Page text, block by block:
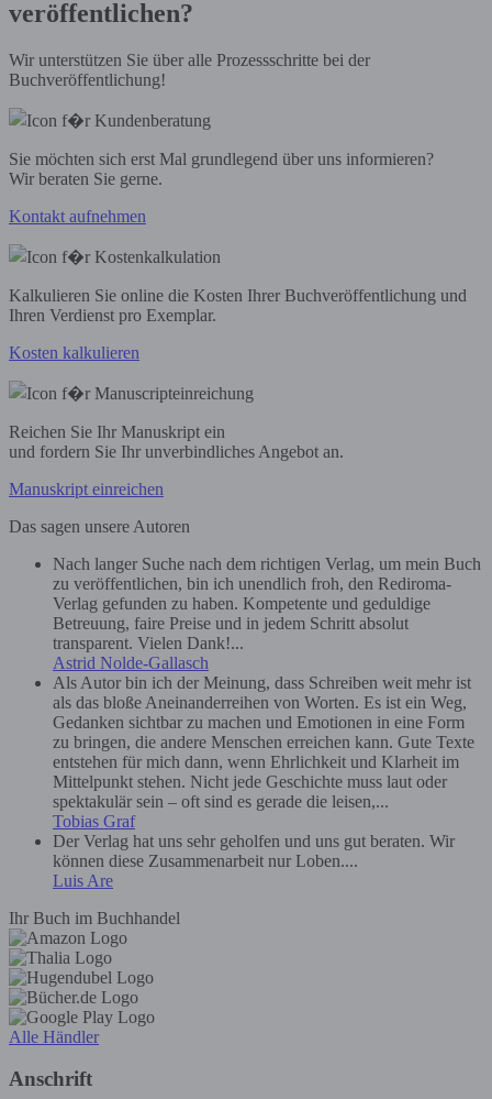
veröffentlichen?
Wir unterstützen Sie über alle Prozessschritte bei der
Buchveröffentlichung!
Sie möchten sich erst Mal grundlegend über uns informieren?
Wir beraten Sie gerne.
Kontakt aufnehmen
Kalkulieren Sie online die Kosten Ihrer Buchveröffentlichung und
Ihren Verdienst pro Exemplar.
Kosten kalkulieren
Reichen Sie Ihr Manuskript ein
und fordern Sie Ihr unverbindliches Angebot an.
Manuskript einreichen
Das sagen unsere Autoren
Nach langer Suche nach dem richtigen Verlag, um mein Buch
zu veröffentlichen, bin ich unendlich froh, den Rediroma-
Verlag gefunden zu haben. Kompetente und geduldige
Betreuung, faire Preise und in jedem Schritt absolut
transparent. Vielen Dank!...
Astrid Nolde-Gallasch
Als Autor bin ich der Meinung, dass Schreiben weit mehr ist
als das bloße Aneinanderreihen von Worten. Es ist ein Weg,
Gedanken sichtbar zu machen und Emotionen in eine Form
zu bringen, die andere Menschen erreichen kann. Gute Texte
entstehen für mich dann, wenn Ehrlichkeit und Klarheit im
Mittelpunkt stehen. Nicht jede Geschichte muss laut oder
spektakulär sein – oft sind es gerade die leisen,...
Tobias Graf
Der Verlag hat uns sehr geholfen und uns gut beraten. Wir
können diese Zusammenarbeit nur Loben....
Luis Are
Ihr Buch im Buchhandel
Alle Händler
Anschrift